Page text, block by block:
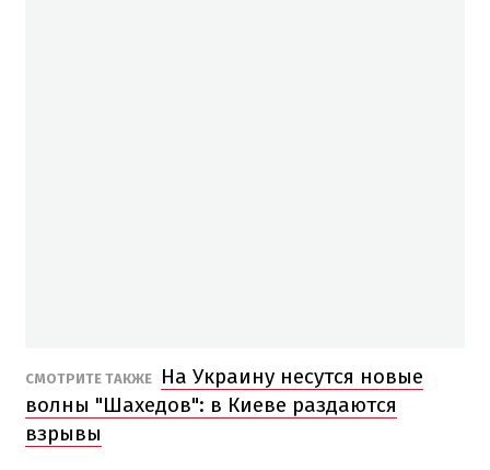
СМОТРИТЕ ТАКЖЕ
На Украину несутся новые
волны "Шахедов": в Киеве раздаются
взрывы